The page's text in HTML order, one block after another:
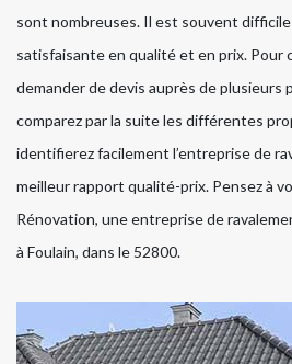
sont nombreuses. Il est souvent
satisfaisante en qualité et en prix. Pour
demander de devis auprès de plusieurs
comparez par la suite les différentes
identifierez facilement l’entreprise de
meilleur rapport qualité-prix. Pensez à
Rénovation, une entreprise de
à Foulain, dans le 52800.